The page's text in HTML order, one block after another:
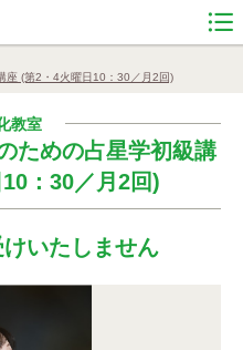
座 (第2・4火曜日10：30／月2回)
教室
ための占星学初級講
：30／月2回)
いたしません